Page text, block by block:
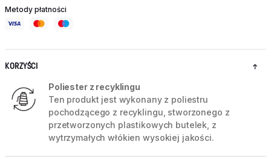
Metody płatności
KORZYŚCI
Poliester z recyklingu
Ten produkt jest wykonany z poliestru
pochodzącego z recyklingu, stworzonego z
przetworzonych plastikowych butelek, z
wytrzymałych włókien wysokiej jakości.